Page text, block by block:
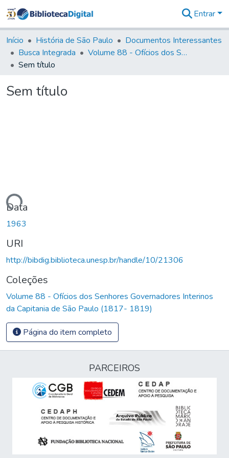
&
Coleções
Tudo na
Entrar
Início História de São Paulo
Documentos Interessantes
Busca Integrada
Volume 88 - Ofícios dos Senhores Governadores Interinos da Capitania de São Paulo (1817- 1819)
Sem título
Sem título
Carregando...
Data
1963
URI
http://bibdig.biblioteca.unesp.br/handle/10/21306
Coleções
Volume 88 - Ofícios dos Senhores Governadores Interinos
da Capitania de São Paulo (1817- 1819)
Página do item completo
PARCEIROS